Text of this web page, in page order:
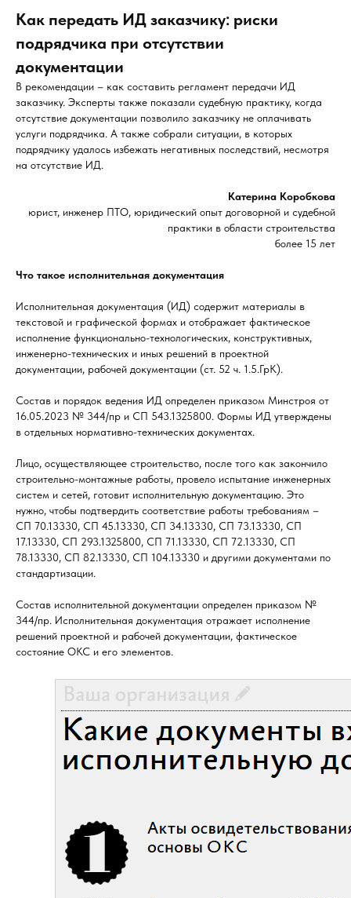
Как передать ИД заказчику: риски
подрядчика при отсутствии
документации
В рекомендации – как составить регламент передачи ИД
заказчику. Эксперты также показали судебную практику, когда
отсутствие документации позволило заказчику не оплачивать
услуги подрядчика. А также собрали ситуации, в которых
подрядчику удалось избежать негативных последствий, несмотря
на отсутствие ИД.
Катерина Коробкова
юрист, инженер ПТО, юридический опыт договорной и судебной
практики в области строительства
более 15 лет
Что такое исполнительная документация
Исполнительная документация (ИД) содержит материалы в
текстовой и графической формах и отображает фактическое
исполнение функционально-технологических, конструктивных,
инженерно-технических и иных решений в проектной
документации, рабочей документации (ст. 52 ч. 1.5.ГрК).
Состав и порядок ведения ИД определен приказом Минстроя от
16.05.2023 № 344/пр и СП 543.1325800. Формы ИД утверждены
в отдельных нормативно-технических документах.
Лицо, осуществляющее строительство, после того как закончило
строительно-монтажные работы, провело испытание инженерных
систем и сетей, готовит исполнительную документацию. Это
нужно, чтобы подтвердить соответствие работы требованиям –
СП 70.13330, СП 45.13330, СП 34.13330, СП 73.13330, СП
17.13330, СП 293.1325800, СП 71.13330, СП 72.13330, СП
78.13330, СП 82.13330, СП 104.13330 и другими документами по
стандартизации.
Состав исполнительной документации определен приказом №
344/пр. Исполнительная документация отражает исполнение
решений проектной и рабочей документации, фактическое
состояние ОКС и его элементов.